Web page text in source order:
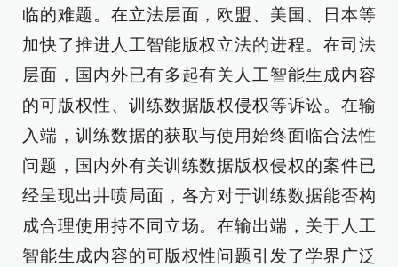
临的难题。在立法层面，欧盟、美国、日本等
加快了推进人工智能版权立法的进程。在司法
层面，国内外已有多起有关人工智能生成内容
的可版权性、训练数据版权侵权等诉讼。在输
入端，训练数据的获取与使用始终面临合法性
问题，国内外有关训练数据版权侵权的案件已
经呈现出井喷局面，各方对于训练数据能否构
成合理使用持不同立场。在输出端，关于人工
智能生成内容的可版权性问题引发了学界广泛